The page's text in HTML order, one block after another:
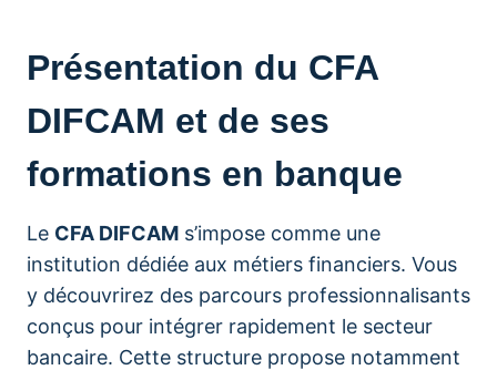
Présentation du CFA
DIFCAM et de ses
formations en banque
Le CFA DIFCAM s’impose comme une
institution dédiée aux métiers financiers. Vous
y découvrirez des parcours professionnalisants
conçus pour intégrer rapidement le secteur
bancaire. Cette structure propose notamment